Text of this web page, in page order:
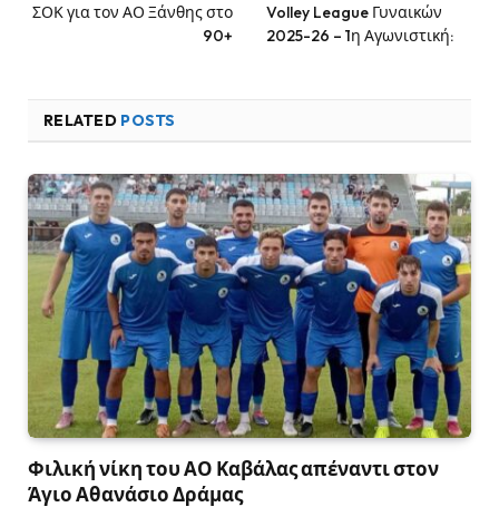
ΣΟΚ για τον ΑΟ Ξάνθης στο
90+
Volley League Γυναικών
2025-26 – 1η Αγωνιστική:
RELATED POSTS
Φιλική νίκη του ΑΟ Καβάλας απέναντι στον
Άγιο Αθανάσιο Δράμας